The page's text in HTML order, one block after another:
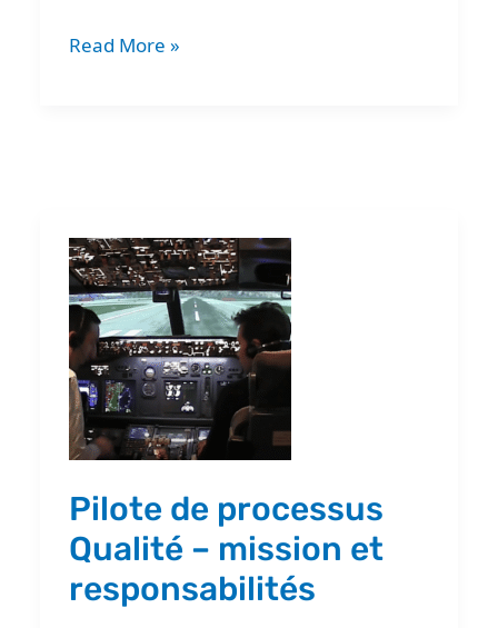
Read More »
Pilote de processus
Qualité – mission et
responsabilités
Pilote
de
processus
Qualité
–
mission
et
responsabilités